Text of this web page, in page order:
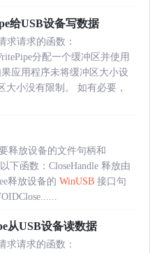
给USB设备写数据
求请求的函数：
分配一个缓冲区并使用
应用程序未将缓冲区大小设
大小没有限制。 如有必要，
释放设备的文件句柄和
下函数：CloseHandle 释放由
释放设备的 WinUSB 接口句
从USB设备读数据
求请求的函数：